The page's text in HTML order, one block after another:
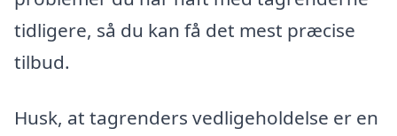
tidligere, så du kan få det mest præcise
tilbud.
Husk, at tagrenders vedligeholdelse er en